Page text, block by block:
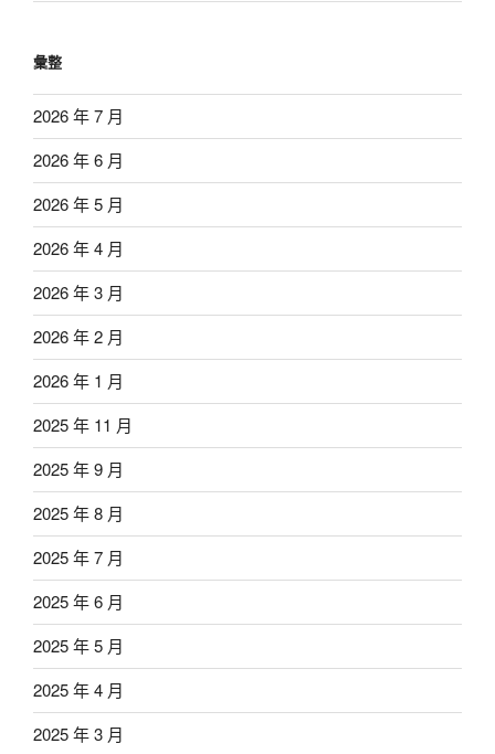
彙整
2026 年 7 月
2026 年 6 月
2026 年 5 月
2026 年 4 月
2026 年 3 月
2026 年 2 月
2026 年 1 月
2025 年 11 月
2025 年 9 月
2025 年 8 月
2025 年 7 月
2025 年 6 月
2025 年 5 月
2025 年 4 月
2025 年 3 月